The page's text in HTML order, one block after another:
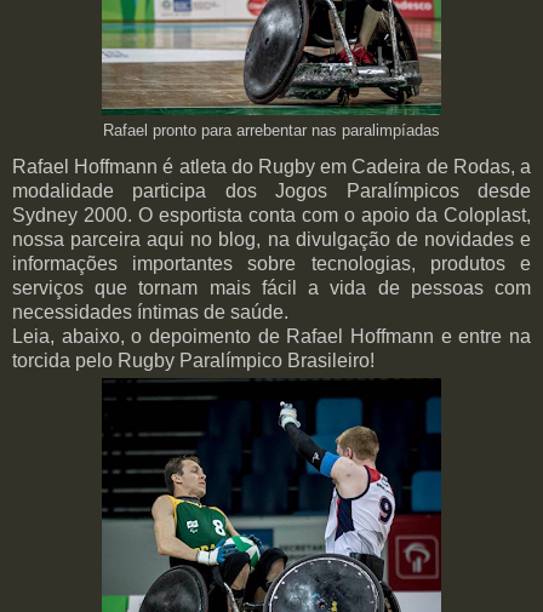
Rafael pronto para arrebentar nas paralimpíadas
Rafael Hoffmann é atleta do Rugby em Cadeira de Rodas, a
modalidade participa dos Jogos Paralímpicos desde
Sydney 2000. O esportista conta com o apoio da Coloplast,
nossa parceira aqui no blog, na divulgação de novidades e
informações importantes sobre tecnologias, produtos e
serviços que tornam mais fácil a vida de pessoas com
necessidades íntimas de saúde.
Leia, abaixo, o depoimento de Rafael Hoffmann e entre na
torcida pelo Rugby Paralímpico Brasileiro!